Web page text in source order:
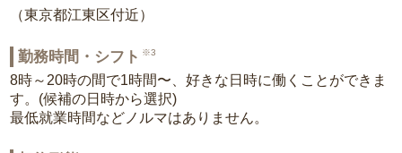
（東京都江東区付近）
勤務時間・シフト ※3
8時～20時の間で1時間〜、好きな日時に働くことができま
す。(候補の日時から選択)
最低就業時間などノルマはありません。